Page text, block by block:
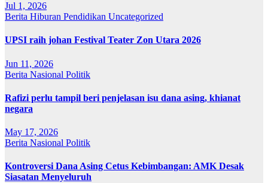
Jul 1, 2026
Berita Hiburan Pendidikan Uncategorized
UPSI raih johan Festival Teater Zon Utara 2026
Jun 11, 2026
Berita Nasional Politik
Rafizi perlu tampil beri penjelasan isu dana asing, khianat
negara
May 17, 2026
Berita Nasional Politik
Kontroversi Dana Asing Cetus Kebimbangan: AMK Desak
Siasatan Menyeluruh